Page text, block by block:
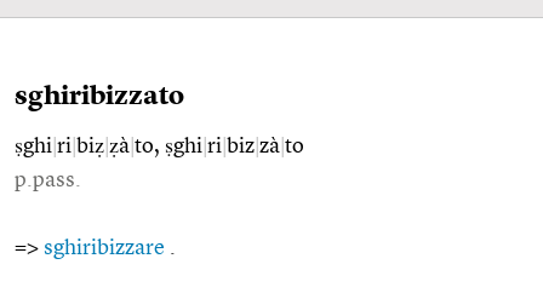
sghiribizzato
ṣghi ri biẓ ẓà to, ṣghi ri biz zà to
p.pass.
=> sghiribizzare